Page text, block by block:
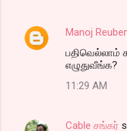
Manoj
பதிவெல்லாம்
எழுதுவீங்க?
11:29 AM
Cable சங்கர்